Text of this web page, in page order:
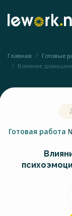
Главная Готовые
Влияние
Готовая работа